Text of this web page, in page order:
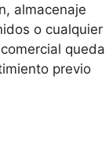
almacenaje
o cualquier
queda
previo